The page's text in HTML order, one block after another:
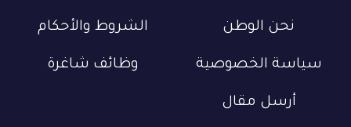
نحن الوطن الشروط والأحكام
سياسة الخصوصية وظائف شاغرة
أرسل مقال